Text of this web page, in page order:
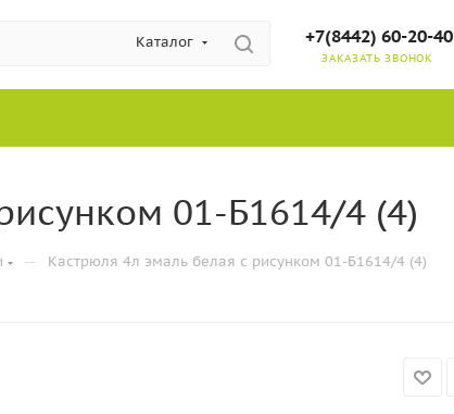
Каталог +7(8442) 60-20-40
ЗАКАЗАТЬ ЗВОНОК
01-Б1614/4 (4)
— Кастрюля 4л эмаль белая с рисунком 01-Б1614/4 (4)